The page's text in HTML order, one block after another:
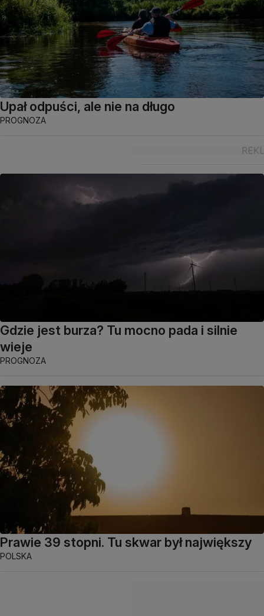
Upał odpuści, ale nie na długo
PROGNOZA
Gdzie jest burza? Tu mocno pada i silnie
wieje
PROGNOZA
Prawie 39 stopni. Tu skwar był największy
POLSKA